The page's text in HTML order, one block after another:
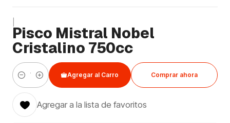
Pisco Mistral Nobel
Cristalino 750cc
Cantidad
Agregar al Carro Comprar ahora
Agregar a la lista de favoritos